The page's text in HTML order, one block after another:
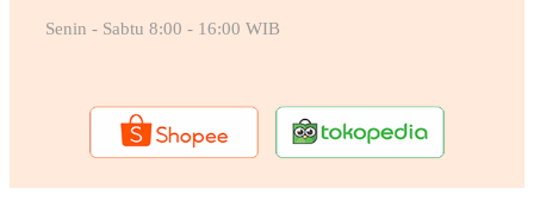
Senin - Sabtu 8:00 - 16:00 WIB